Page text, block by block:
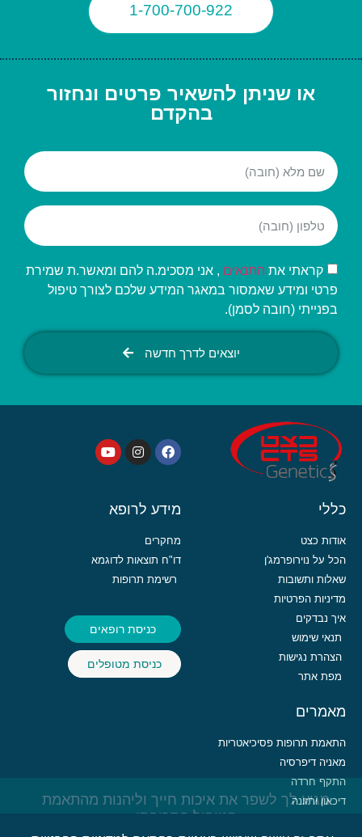
מגיע לך לשפר את איכות חייך וליהנות מהתאמת
הטיפול התרופתי
1-700-700-922
או שניתן להשאיר פרטים ונחזור
בהקדם
קראתי את התנאים , אני מסכימ.ה להם ומאשר.ת שמירת
פרטי ומידע שאמסור במאגר המידע שלכם לצורך טיפול
בפנייתי (חובה לסמן).
יוצאים לדרך חדשה
כללי
אודות כצט
הכל על נוירופרמג'ן
שאלות ותשובות
מדיניות הפרטיות
איך נבדקים
תנאי שימוש
הצהרת נגישות
מפת אתר
מידע לרופא
מחקרים
דו"ח תוצאות לדוגמא
רשימת תרופות
כניסת רופאים
כניסת מטופלים
מאמרים
התאמת תרופות פסיכיאטריות
מאניה דיפרסיה
התקף חרדה
דיכאון ותזונה